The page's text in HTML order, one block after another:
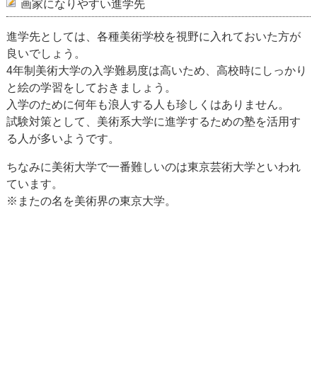
画家になりやすい進学先
進学先としては、各種美術学校を視野に入れておいた方が
良いでしょう。
4年制美術大学の入学難易度は高いため、高校時にしっかり
と絵の学習をしておきましょう。
入学のために何年も浪人する人も珍しくはありません。
試験対策として、美術系大学に進学するための塾を活用す
る人が多いようです。
ちなみに美術大学で一番難しいのは東京芸術大学といわれ
ています。
※またの名を美術界の東京大学。